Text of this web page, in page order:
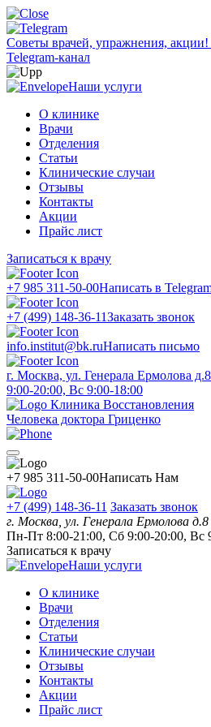
Советы врачей, упражнения, акции!
Telegram-канал
Наши услуги
О клинике
Врачи
Отделения
Статьи
Клинические случаи
Отзывы
Контакты
Акции
Прайс лист
Записаться к врачу
+7 985 311-50-00Написать в
+7 (499) 148-36-11Заказать звонок
info.institut@bk.ruНаписать письмо
г. Москва, ул. Генерала Ермолова д.8
9:00-20:00, Вс 9:00-18:00
Клиника Восстановления
Человека доктора Гриценко
+7 985 311-50-00Написать Нам
+7 (499) 148-36-11 Заказать звонок
г. Москва, ул. Генерала Ермолова д.8
Пн-Пт 8:00-21:00, Сб 9:00-20:00, Вс
Записаться к врачу
Наши услуги
О клинике
Врачи
Отделения
Статьи
Клинические случаи
Отзывы
Контакты
Акции
Прайс лист